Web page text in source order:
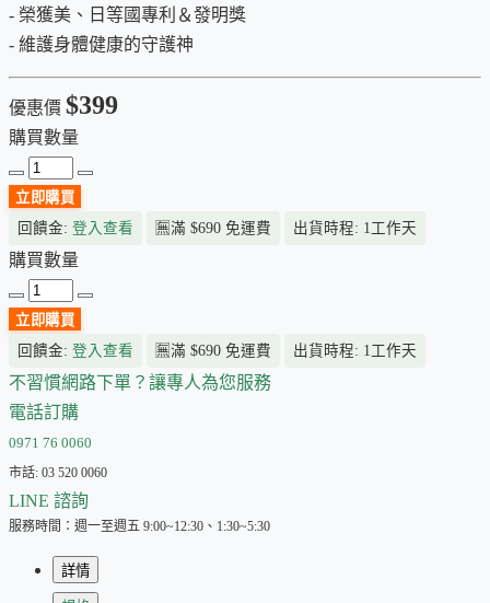
- 榮獲美、日等國專利＆發明獎
- 維護身體健康的守護神
優惠價 $399
購買數量
立即購買
回饋金: 登入查看 🈚滿 $690 免運費 出貨時程: 1工作天
購買數量
立即購買
回饋金: 登入查看 🈚滿 $690 免運費 出貨時程: 1工作天
不習慣網路下單？讓專人為您服務
電話訂購
0971 76 0060
市話: 03 520 0060
LINE 諮詢
服務時間：週一至週五 9:00~12:30、1:30~5:30
詳情